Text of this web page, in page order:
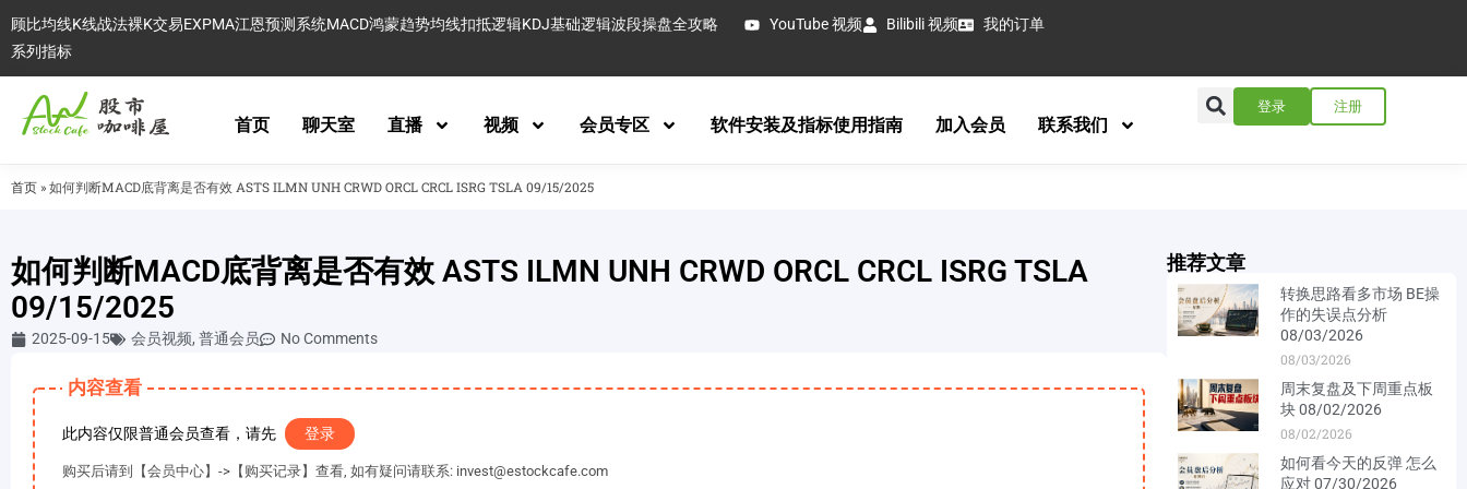
顾比均线K线战法裸K交易EXPMA江恩预测系统MACD鸿蒙趋势均线扣抵逻辑KDJ基础逻辑波段操盘全攻略
系列指标
YouTube 视频 Bilibili 视频 我的订单
首页 聊天室 直播 视频 会员专区 软件安装及指标使用指南 加入会员 联系我们
登录 注册
首页 » 如何判断MACD底背离是否有效 ASTS ILMN UNH CRWD ORCL CRCL ISRG TSLA 09/15/2025
如何判断MACD底背离是否有效 ASTS ILMN UNH CRWD ORCL CRCL ISRG TSLA
09/15/2025
2025-09-15 会员视频, 普通会员 No Comments
内容查看
此内容仅限普通会员查看，请先 登录
购买后请到【会员中心】->【购买记录】查看, 如有疑问请联系: invest@estockcafe.com
推荐文章
转换思路看多市场 BE操
作的失误点分析
08/03/2026
08/03/2026
周末复盘及下周重点板
块 08/02/2026
08/02/2026
如何看今天的反弹 怎么
应对 07/30/2026